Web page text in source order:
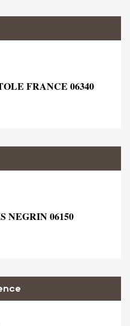
FRANCE 06340
NEGRIN 06150